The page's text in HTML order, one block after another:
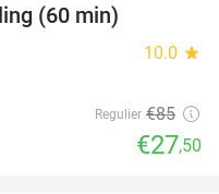
(60 min)
10.0 star
Regulier €85
€27,50